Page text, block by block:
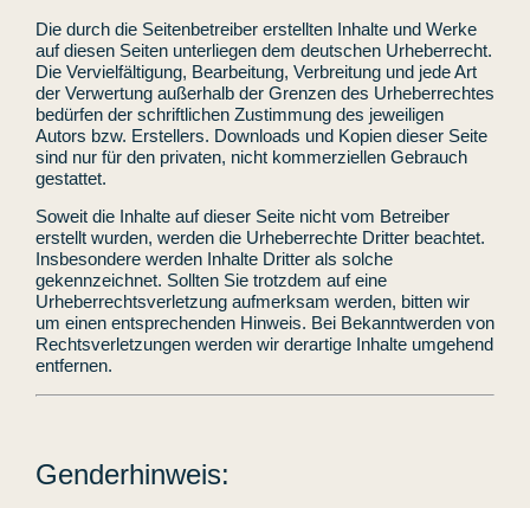
Die durch die Seitenbetreiber erstellten Inhalte und Werke
auf diesen Seiten unterliegen dem deutschen Urheberrecht.
Die Vervielfältigung, Bearbeitung, Verbreitung und jede Art
der Verwertung außerhalb der Grenzen des Urheberrechtes
bedürfen der schriftlichen Zustimmung des jeweiligen
Autors bzw. Erstellers. Downloads und Kopien dieser Seite
sind nur für den privaten, nicht kommerziellen Gebrauch
gestattet.
Soweit die Inhalte auf dieser Seite nicht vom Betreiber
erstellt wurden, werden die Urheberrechte Dritter beachtet.
Insbesondere werden Inhalte Dritter als solche
gekennzeichnet. Sollten Sie trotzdem auf eine
Urheberrechtsverletzung aufmerksam werden, bitten wir
um einen entsprechenden Hinweis. Bei Bekanntwerden von
Rechtsverletzungen werden wir derartige Inhalte umgehend
entfernen.
Genderhinweis: